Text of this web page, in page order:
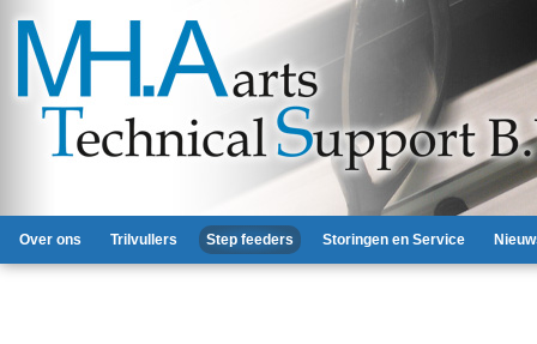
Over ons Trilvullers Step feeders Storingen en Service